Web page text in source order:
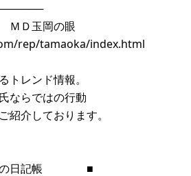
ＭＤ玉岡の眼
rep/tamaoka/index.html
トレンド情報。
ならではの行動
紹介しております。
の日記帳 ■